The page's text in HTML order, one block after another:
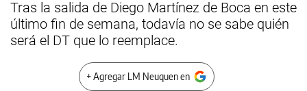
Tras la salida de Diego Martínez de Boca en este
último fin de semana, todavía no se sabe quién
será el DT que lo reemplace.
+ Agregar LM Neuquen en